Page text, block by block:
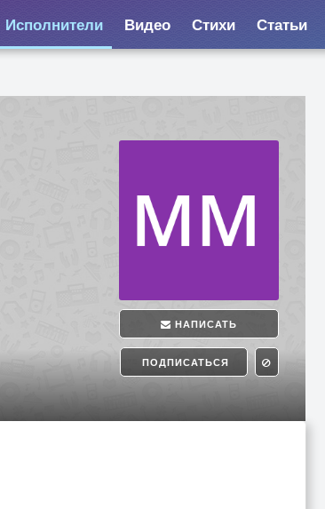
Исполнители Видео Стихи Статьи
НАПИСАТЬ
ПОДПИСАТЬСЯ